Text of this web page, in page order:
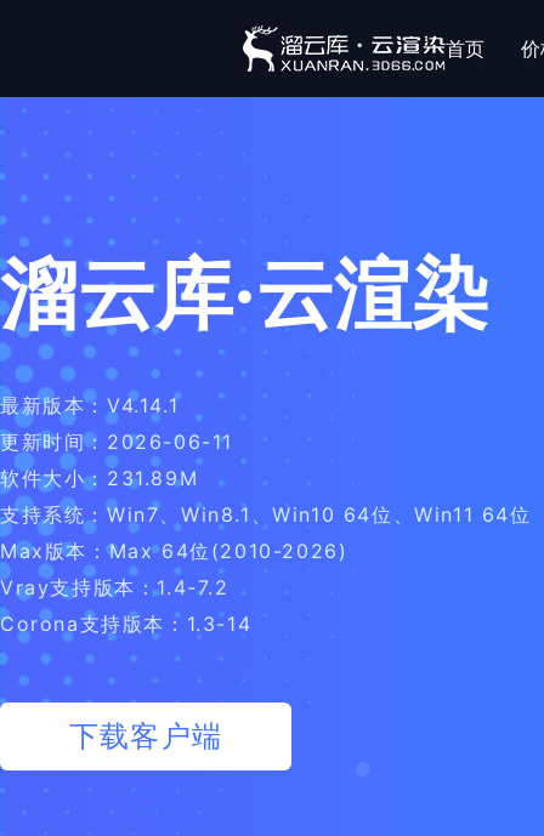
首页
溜云库·云渲染
最新版本：V4.14.1
更新时间：2026-06-11
软件大小：231.89M
支持系统：Win7、Win8.1、Win10 64位、Win11 64位
Max版本：Max 64位(2010-2026)
Vray支持版本：1.4-7.2
Corona支持版本：1.3-14
下载客户端